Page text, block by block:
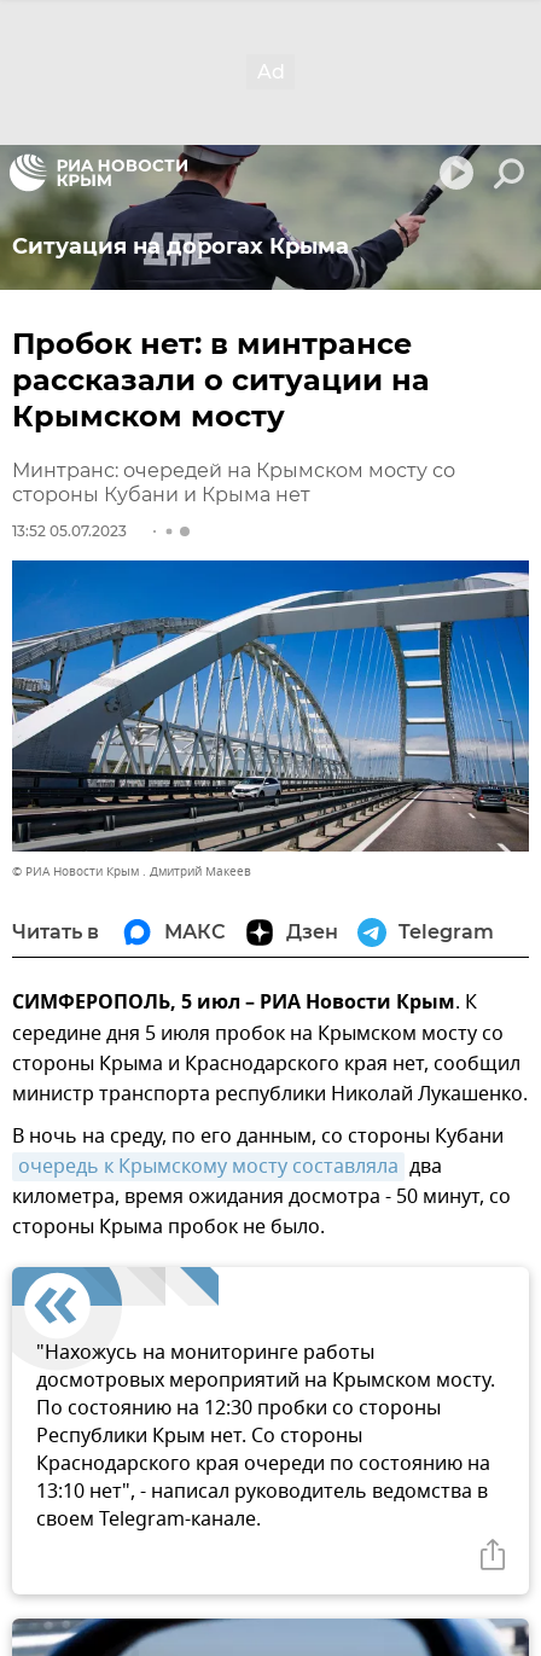
Ситуация на дорогах Крыма
Пробок нет: в минтрансе
рассказали о ситуации на
Крымском мосту
Минтранс: очередей на Крымском мосту со
стороны Кубани и Крыма нет
13:52 05.07.2023
© РИА Новости Крым . Дмитрий Макеев
Читать в МАКС Дзен Telegram
СИМФЕРОПОЛЬ, 5 июл – РИА Новости Крым. К
середине дня 5 июля пробок на Крымском мосту со
стороны Крыма и Краснодарского края нет, сообщил
министр транспорта республики Николай Лукашенко.
В ночь на среду, по его данным, со стороны Кубани
очередь к Крымскому мосту составляла два
километра, время ожидания досмотра - 50 минут, со
стороны Крыма пробок не было.
"Нахожусь на мониторинге работы
досмотровых мероприятий на Крымском мосту.
По состоянию на 12:30 пробки со стороны
Республики Крым нет. Со стороны
Краснодарского края очереди по состоянию на
13:10 нет", - написал руководитель ведомства в
своем Telegram-канале.